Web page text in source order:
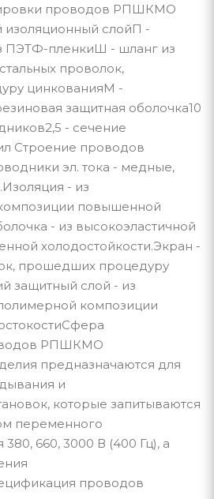
проводов РПШКМО
изоляционный слойП -
ПЭТФ-пленкиШ - шланг из
проволок,
цинкованияМ -
защитная оболочка10
- сечение
Строение проводов
эл. тока - медные,
- из
повышенной
- из высокоэластичной
холодостойкости.Экран -
прошедших процедуру
защитный слой - из
композиции
РПШКМО
предназначаются для
и
которые запитываются
переменного
660, 3000 В (400 Гц), а
проводов